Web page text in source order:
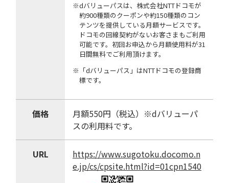
※dバリューパスは、株式会社NTTドコモが
約900種類のクーポンや約150種類のコン
テンツを提供している月額サービスです。
ドコモの回線契約がないお客さまもご利用
可能です。初回お申込から月額使用料が31
日間無料でご利用頂けます。
※「dバリューパス」はNTTドコモの登録商
標です。
価格
月額550円（税込）※dバリューパ
スの利用料です。
URL
https://www.sugotoku.docomo.n
e.jp/cs/cpsite.html?id=01cpn1540